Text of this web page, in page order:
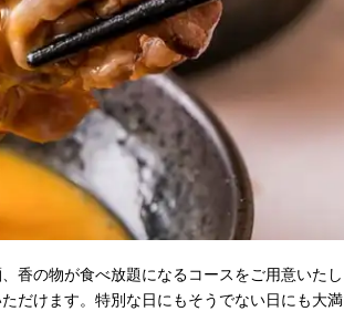
香の物が食べ放題になるコースをご用意いたし
だけます。特別な日にもそうでない日にも大満